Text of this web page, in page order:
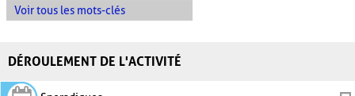
Voir tous les mots-clés
DÉROULEMENT DE L'ACTIVITÉ